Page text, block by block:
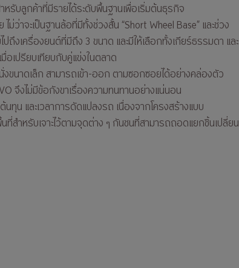
หรับลูกค้าที่มีรายได้ระดับพื้นฐานเพื่อเริ่มต้นธุรกิจ
จะเป็นฐานล้อที่มีทั้งช่วงสั้น “Short Wheel Base” และช่วง
ปถึงเครื่องยนต์ที่มีถึง 3 ขนาด และมีให้เลือกทั้งเกียร์ธรรมดา และ
อเปรียบเทียบกับคู่แข่งในตลาด
นาดเล็ก สามารถเข้า-ออก ตามซอกซอยได้อย่างคล่องตัว
จึงไม่มีข้อกังขาเรื่องความทนทานอย่างแน่นอน
น และเวลาการดัดแปลงรถ เนื่องจากโครงสร้างแบบ
สำหรับเจาะไว้ตามจุดต่าง ๆ กันชนที่สามารถถอดแยกชิ้นเปลี่ยน